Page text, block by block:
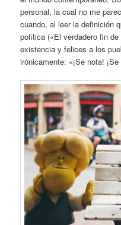
personal, la cual no me
cuando, al leer la definición
política («El verdadero fin
existencia y felices a los
irónicamente: «¡Se nota!